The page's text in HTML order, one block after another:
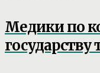
Медики по
государству